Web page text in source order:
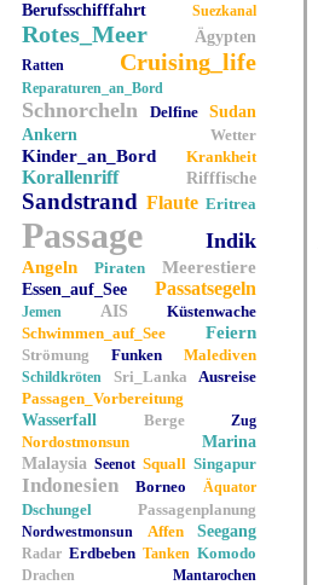
Berufsschifffahrt Suezkanal
Rotes_Meer Ägypten
Ratten Cruising_life
Reparaturen_an_Bord
Schnorcheln Delfine
Sudan
Ankern
Wetter
Kinder_an_Bord Krankheit
Korallenriff Rifffische
Sandstrand Flaute Eritrea
Passage Indik
Angeln Piraten Meerestiere
Essen_auf_See Passatsegeln
Jemen AIS
Küstenwache
Schwimmen_auf_See
Feiern
Strömung Funken Malediven
Schildkröten Sri_Lanka
Ausreise
Passagen_Vorbereitung
Wasserfall
Berge Zug
Nordostmonsun
Marina
Malaysia Seenot Squall Singapur
Indonesien Borneo Äquator
Dschungel Passagenplanung
Nordwestmonsun Affen Seegang
Radar Erdbeben Tanken Komodo
Drachen Mantarochen